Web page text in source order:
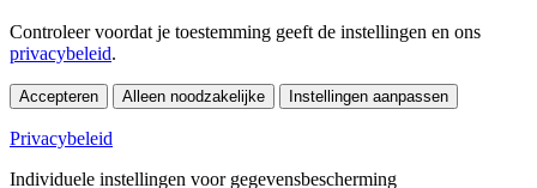
Controleer voordat je toestemming geeft de instellingen en ons
privacybeleid.
Accepteren Alleen noodzakelijke Instellingen aanpassen
Privacybeleid
Individuele instellingen voor gegevensbescherming